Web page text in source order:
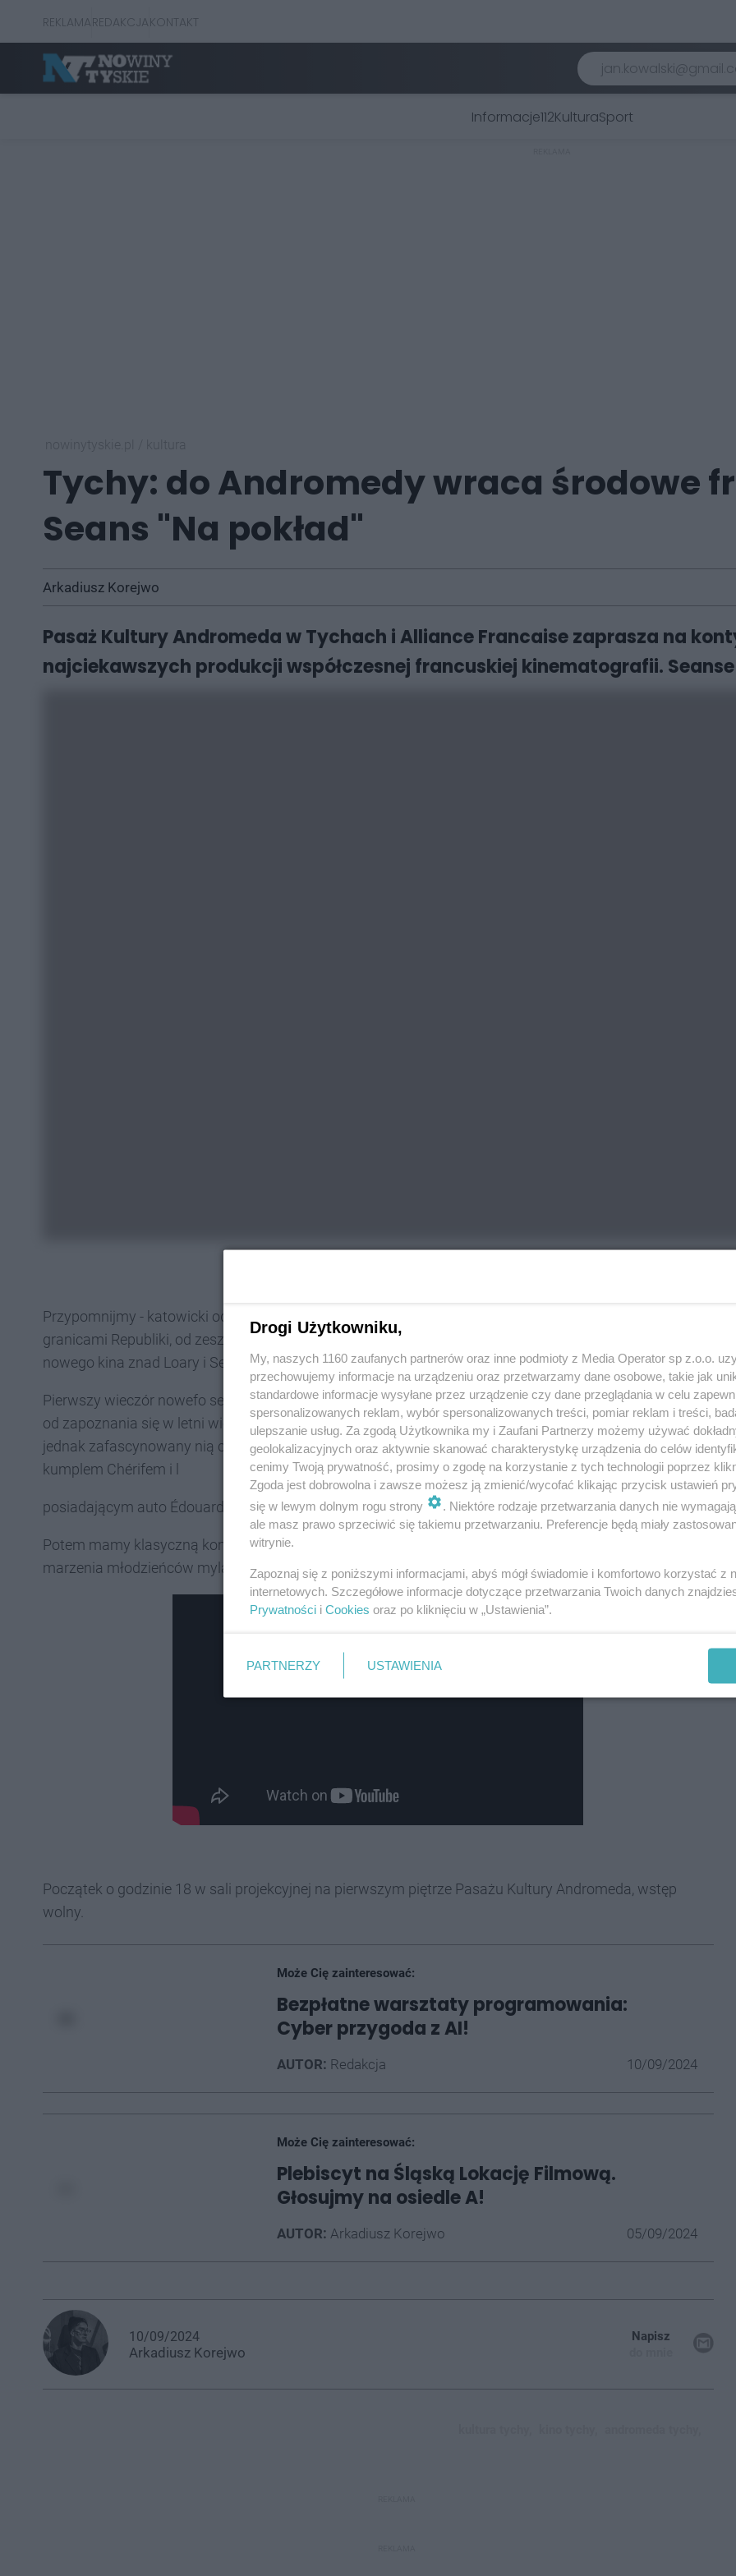
REKLAMAREDAKCJAKONTAKT
Informacje112KulturaSport
Tychy: do Andromedy wraca środowe
Seans "Na pokład"
Arkadiusz Korejwo
Pasaż Kultury Andromeda w Tychach i Alliance Francaise zaprasza na
najciekawszych produkcji współczesnej francuskiej kinematografii. Seanse
Przypomnijmy - katowicki oddział Alliance Francaise, instytucji krzewiącej francuski język i kulturę poza
granicami Republiki, od zeszłego roku organizuje w kameralnej sali kinowej tyskiej Andromedy pokazy
nowego kina znad Loary i Sekwany.
Pierwszy wieczór nowefo sezonu należeć będzie do komedii "Na pokład" z 2020 roku. Fabuła rozwija się
od zapoznania się w letni wieczór Félixa i Almy. Alma następnego dnia wyjeżdża na wakacje na wieś,
jednak zafascynowany nią chłopak postanawia ruszyć za nią w podróż przez cały kraj razem z
kumplem Chérifem i l
posiadającym auto Édouardem.
Potem mamy klasyczną komedie pomyłek i film drogi - nic nie odbywa się zgodnie z planem, jako że
marzenia młodzieńców mylą im się z rzeczywistością.
Początek o godzinie 18 w sali projekcyjnej na pierwszym piętrze Pasażu Kultury Andromeda, wstęp
wolny.
Może Cię zainteresować:
Bezpłatne warsztaty programowania:
Cyber przygoda z AI!
AUTOR: Redakcja 10/09/2024
Może Cię zainteresować:
Plebiscyt na Śląską Lokację Filmową.
Głosujmy na osiedle A!
AUTOR: Arkadiusz Korejwo 05/09/2024
10/09/2024
Arkadiusz Korejwo
Napisz
Drogi Użytkowniku,
My, naszych 1160 zaufanych partnerów oraz inne podmioty z Media Operator sp z.o.o.
przechowujemy informacje na urządzeniu oraz przetwarzamy dane osobowe, takie jak
standardowe informacje wysyłane przez urządzenie czy dane przeglądania w celu
spersonalizowanych reklam, wybór spersonalizowanych treści, pomiar reklam i treści,
ulepszanie usług. Za zgodą Użytkownika my i Zaufani Partnerzy możemy używać
geolokalizacyjnych oraz aktywnie skanować charakterystykę urządzenia do celów
cenimy Twoją prywatność, prosimy o zgodę na korzystanie z tych technologii poprzez
Zgoda jest dobrowolna i zawsze możesz ją zmienić/wycofać klikając przycisk ustawień
się w lewym dolnym rogu strony
. Niektóre rodzaje przetwarzania danych nie
ale masz prawo sprzeciwić się takiemu przetwarzaniu. Preferencje będą miały
witrynie.
Zapoznaj się z poniższymi informacjami, abyś mógł świadomie i komfortowo korzystać z
internetowych. Szczegółowe informacje dotyczące przetwarzania Twoich danych
Prywatności i Cookies oraz po kliknięciu w „Ustawienia”.
PARTNERZY USTAWIENIA